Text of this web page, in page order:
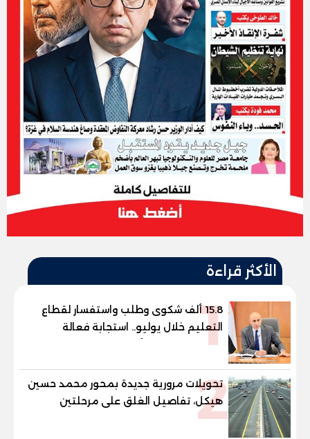
الأكثر قراءة
115.8 ألف شكوى وطلب واستفسار لقطاع
التعليم خلال يوليو.. استجابة فعالة
لشكاوى الطلاب وأولياء الأمور
2
تحويلات مرورية جديدة بمحور محمد حسين
هيكل، تفاصيل الغلق على مرحلتين